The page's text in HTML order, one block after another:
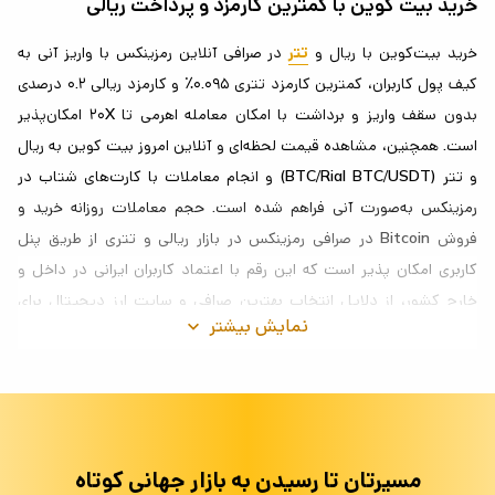
خرید بیت‌کوین با ریال و تتر در صرافی آنلاین رمزینکس با واریز آنی به
کیف پول کاربران، کمترین کارمزد تتری ۰.۰۹۵٪ و کارمزد ریالی ۰.۲ درصدی
بدون سقف واریز و برداشت با امکان معامله اهرمی تا ۲۰X امکان‌پذیر
است. همچنین، مشاهده قیمت لحظه‌ای و آنلاین امروز بیت کوین به ریال
و تتر (BTC/Rial BTC/USDT) و انجام معاملات با کارت‌های شتاب در
رمزینکس به‌صورت آنی فراهم شده است. حجم معاملات روزانه خرید و
فروش Bitcoin در صرافی رمزینکس در بازار ریالی و تتری از طریق پنل
کاربری امکان پذیر است که این رقم با اعتماد کاربران ایرانی در داخل و
خارج کشور، از دلایل انتخاب بهترین صرافی و سایت ارز دیجیتال برای
تمامی کیف پول‌های سخت افزاری و نرم افزاری امکان پذیر است.
توضیحات
نمایش بیشتر keyboard_arrow_down
مسیرتان تا رسیدن به بازار جهانی کوتاه